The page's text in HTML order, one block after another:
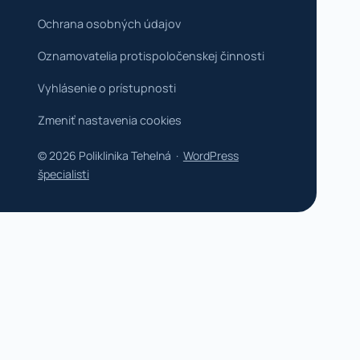
Ochrana osobných údajov
Oznamovatelia protispoločenskej činnosti
Vyhlásenie o prístupnosti
Zmeniť nastavenia cookies
© 2026 Poliklinika Tehelná · WordPress
špecialisti